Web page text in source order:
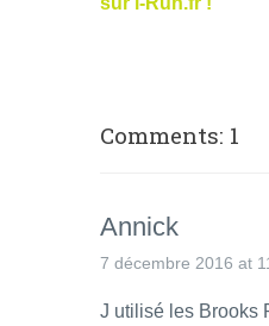
Comments: 1
Annick
7 décembre 2016 at
J utilisé les Brooks